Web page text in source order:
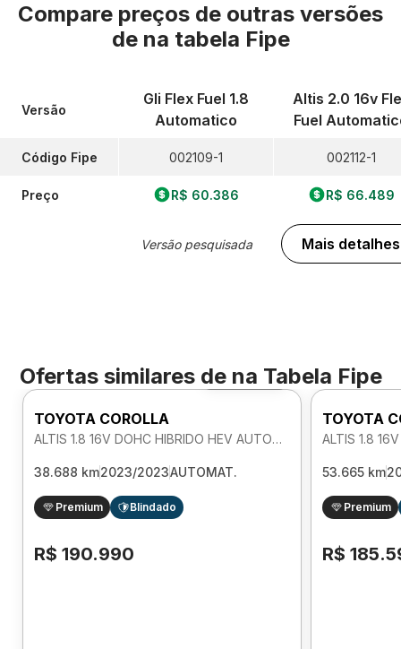
Compare preços de outras versões
de na tabela Fipe
Versão
Código Fipe
Preço
Gli Flex Fuel 1.8
Automatico
002109-1
R$ 60.386
Versão pesquisada
Altis 2.0 16v
Fuel
002112-1
R$ 66.489
Mais detalhes
Ofertas similares de na Tabela Fipe
Foto 360º
TOYOTA COROLLA
ALTIS 1.8 16V DOHC HIBRIDO HEV AUTOMATICO
38.688 km2023/2023AUTOMAT.
Premium Blindado
R$ 190.990
TOYOTA
53.665 km
Premium
R$